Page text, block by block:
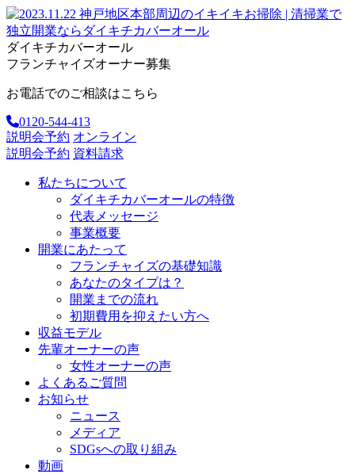
ダイキチカバーオール
フランチャイズオーナー募集
お電話でのご相談はこちら
0120-544-413
説明会予約 オンライン
説明会予約 資料請求
私たちについて
ダイキチカバーオールの特徴
代表メッセージ
事業概要
開業にあたって
フランチャイズの基礎知識
あなたのタイプは？
開業までの流れ
初期費用を抑えたい方へ
収益モデル
先輩オーナーの声
女性オーナーの声
よくあるご質問
お知らせ
ニュース
メディア
SDGsへの取り組み
動画